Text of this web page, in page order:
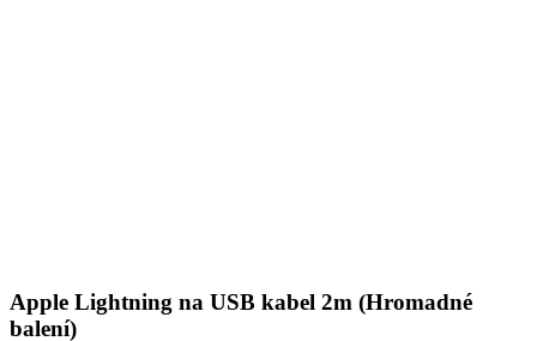
Apple Lightning na USB kabel 2m (Hromadné
balení)